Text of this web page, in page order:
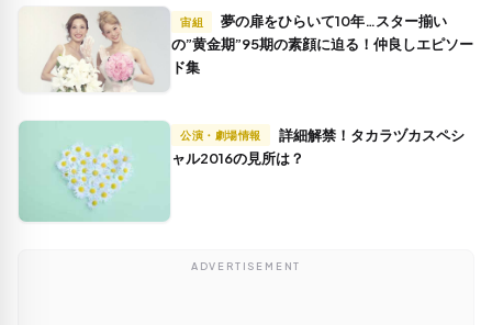
宙組
の”黄金期”95期の素顔に迫る！仲良しエピソー
ド集
公演・劇場情報
ャル2016の見所は？
ADVERTISEMENT